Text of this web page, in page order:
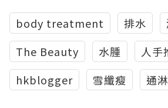
body treatment 排水
The Beauty
水腫
人手
hkblogger
雪纖瘦 通